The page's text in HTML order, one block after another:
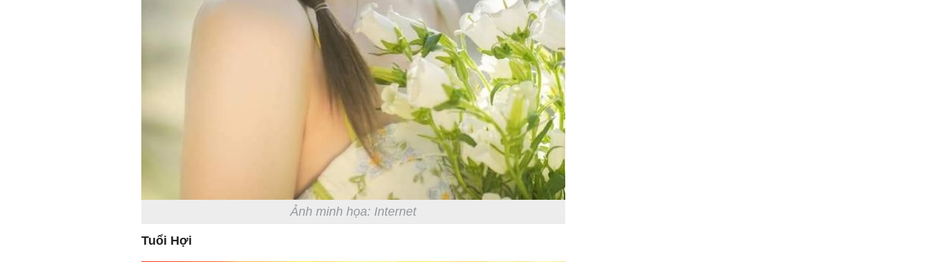
Ảnh minh họa: Internet
Tuổi Hợi